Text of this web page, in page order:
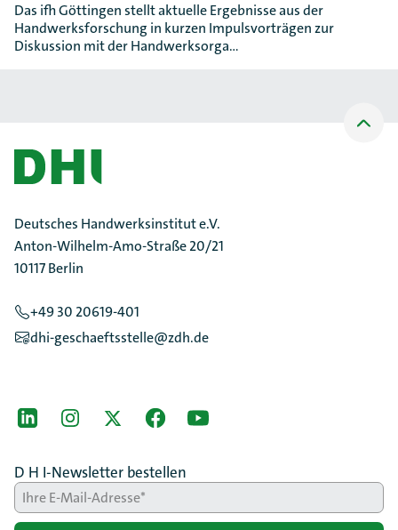
Das ifh Göttingen stellt aktuelle Ergebnisse aus der
Handwerksforschung in kurzen Impulsvorträgen zur
Diskussion mit der Handwerksorga…
oben
Deutsches Handwerksinstitut e.V.
Anton-Wilhelm-Amo-Straße 20/21
10117 Berlin
+49 30 20619-401
dhi-geschaeftsstelle@zdh.de
[Der ZDH in den Sozialen Netzwerken]
LinkedIninstagramTwitterFacebookYoutube
D H I-Newsletter bestellen